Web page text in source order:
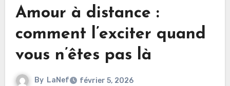
Amour à distance :
comment l’exciter quand
vous n’êtes pas là
By LaNef février 5, 2026